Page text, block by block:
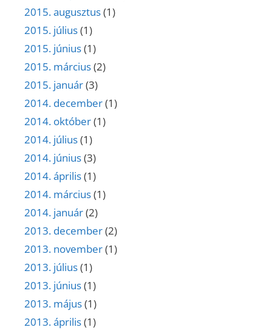
2015. augusztus(1)
2015. július(1)
2015. június(1)
2015. március(2)
2015. január(3)
2014. december(1)
2014. október(1)
2014. július(1)
2014. június(3)
2014. április(1)
2014. március(1)
2014. január(2)
2013. december(2)
2013. november(1)
2013. július(1)
2013. június(1)
2013. május(1)
2013. április(1)